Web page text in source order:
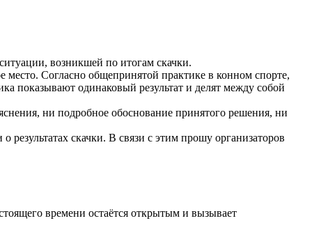
возникшей по итогам скачки.
Согласно общепринятой практике в конном спорте,
показывают одинаковый результат и делят между собой
ни подробное обоснование принятого решения, ни
скачки. В связи с этим прошу организаторов
времени остаётся открытым и вызывает